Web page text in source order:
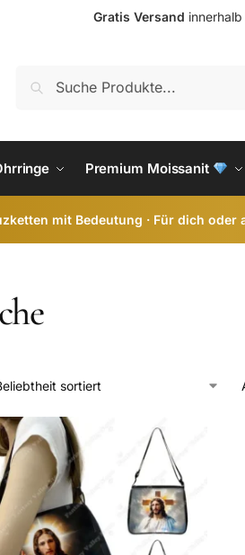
Gratis Versand
Premium Moissanit
mit Bedeutung · Für dich oder